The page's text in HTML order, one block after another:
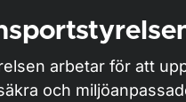
arbetar för att
och